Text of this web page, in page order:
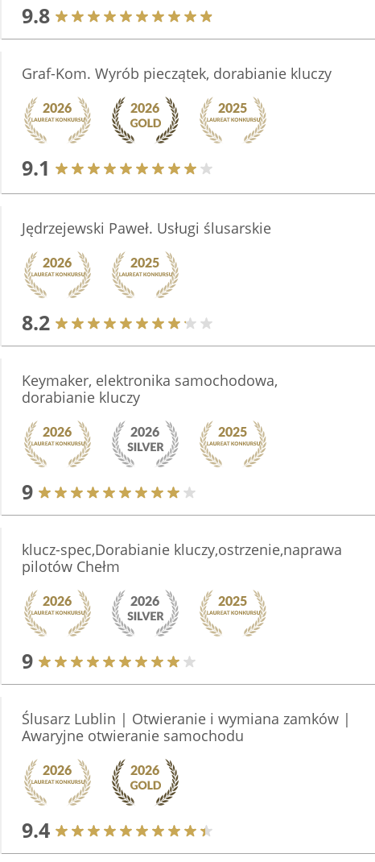
9.8
Graf-Kom. Wyrób pieczątek, dorabianie kluczy
9.1
Jędrzejewski Paweł. Usługi ślusarskie
8.2
Keymaker, elektronika samochodowa,
dorabianie kluczy
9
klucz-spec,Dorabianie kluczy,ostrzenie,naprawa
pilotów Chełm
9
Ślusarz Lublin | Otwieranie i wymiana zamków |
Awaryjne otwieranie samochodu
9.4